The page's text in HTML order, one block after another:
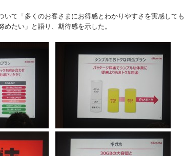
て「多くのお客さまにお得感とわかりやすさを実感しても
たい」と語り、期待感を示した。